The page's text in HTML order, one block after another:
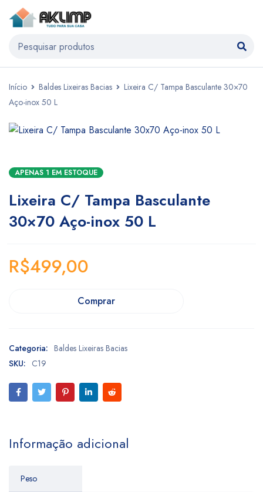
Início Baldes Lixeiras Bacias
Lixeira C/ Tampa Basculante 30×70
Aço-inox 50 L
APENAS 1 EM ESTOQUE
Lixeira C/ Tampa Basculante
30×70 Aço-inox 50 L
R$499,00
Comprar
Categoria: Baldes Lixeiras Bacias
SKU: C19
Informação adicional
Peso